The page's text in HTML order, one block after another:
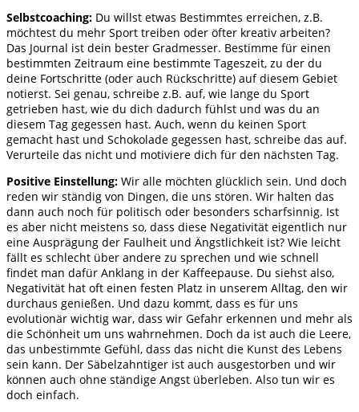
Selbstcoaching: Du willst etwas Bestimmtes erreichen, z.B.
möchtest du mehr Sport treiben oder öfter kreativ arbeiten?
Das Journal ist dein bester Gradmesser. Bestimme für einen
bestimmten Zeitraum eine bestimmte Tageszeit, zu der du
deine Fortschritte (oder auch Rückschritte) auf diesem Gebiet
notierst. Sei genau, schreibe z.B. auf, wie lange du Sport
getrieben hast, wie du dich dadurch fühlst und was du an
diesem Tag gegessen hast. Auch, wenn du keinen Sport
gemacht hast und Schokolade gegessen hast, schreibe das auf.
Verurteile das nicht und motiviere dich für den nächsten Tag.
Positive Einstellung: Wir alle möchten glücklich sein. Und doch
reden wir ständig von Dingen, die uns stören. Wir halten das
dann auch noch für politisch oder besonders scharfsinnig. Ist
es aber nicht meistens so, dass diese Negativität eigentlich nur
eine Ausprägung der Faulheit und Ängstlichkeit ist? Wie leicht
fällt es schlecht über andere zu sprechen und wie schnell
findet man dafür Anklang in der Kaffeepause. Du siehst also,
Negativität hat oft einen festen Platz in unserem Alltag, den wir
durchaus genießen. Und dazu kommt, dass es für uns
evolutionär wichtig war, dass wir Gefahr erkennen und mehr als
die Schönheit um uns wahrnehmen. Doch da ist auch die Leere,
das unbestimmte Gefühl, dass das nicht die Kunst des Lebens
sein kann. Der Säbelzahntiger ist auch ausgestorben und wir
können auch ohne ständige Angst überleben. Also tun wir es
doch einfach.